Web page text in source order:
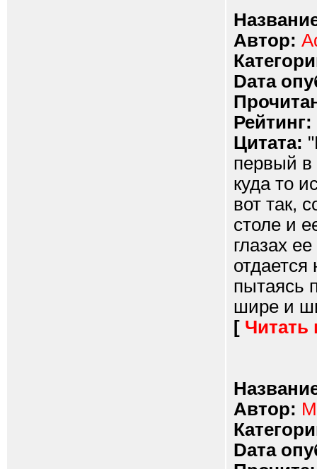
Автор:
Dата
Рейтинг:
Цитата:
первый в
куда то
вот так,
столе и
глазах
пытаясь
шире и
[ Читать
Автор:
Dата